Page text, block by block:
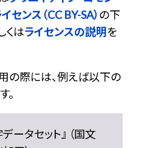
センス（CC BY-SA） の下
くはライセンスの説明を
の際には、例えば以下の
。
ータセット』 （国文